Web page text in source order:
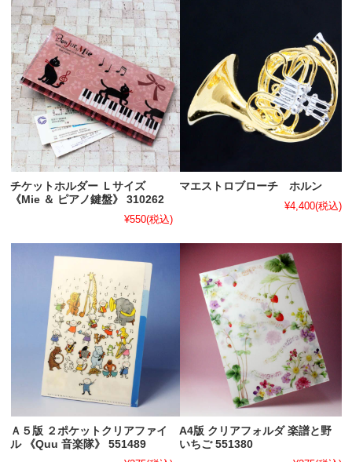
チケットホルダー Ｌサイズ
《Mie ＆ ピアノ鍵盤》 310262
¥550(税込)
マエストロブローチ ホルン
¥4,400(税込)
Ａ５版 ２ポケットクリアファイ
ル 《Quu 音楽隊》 551489
A4版 クリアフォルダ 楽譜と野
いちご 551380